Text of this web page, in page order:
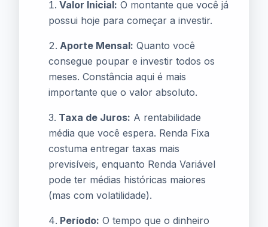
Valor Inicial: O montante que você já
possui hoje para começar a investir.
Aporte Mensal: Quanto você
consegue poupar e investir todos os
meses. Constância aqui é mais
importante que o valor absoluto.
Taxa de Juros: A rentabilidade
média que você espera. Renda Fixa
costuma entregar taxas mais
previsíveis, enquanto Renda Variável
pode ter médias históricas maiores
(mas com volatilidade).
Período: O tempo que o dinheiro